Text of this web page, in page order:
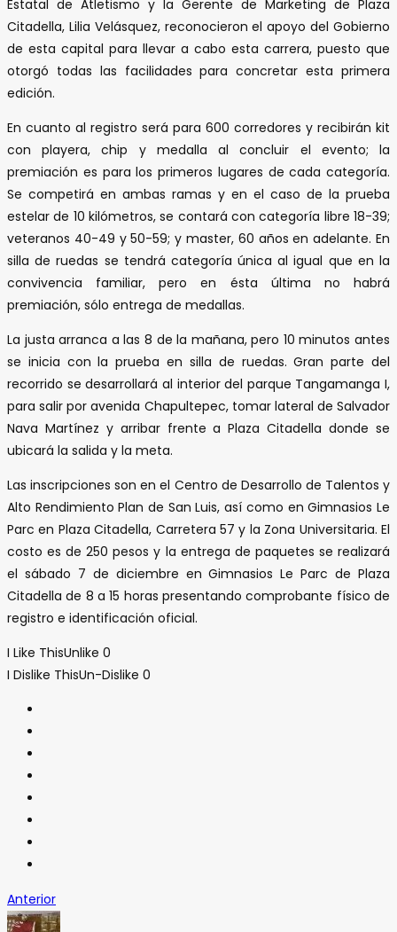
Estatal de Atletismo y la Gerente de Marketing de Plaza
Citadella, Lilia Velásquez, reconocieron el apoyo del Gobierno
de esta capital para llevar a cabo esta carrera, puesto que
otorgó todas las facilidades para concretar esta primera
edición.
En cuanto al registro será para 600 corredores y recibirán kit
con playera, chip y medalla al concluir el evento; la
premiación es para los primeros lugares de cada categoría.
Se competirá en ambas ramas y en el caso de la prueba
estelar de 10 kilómetros, se contará con categoría libre 18-39;
veteranos 40-49 y 50-59; y master, 60 años en adelante. En
silla de ruedas se tendrá categoría única al igual que en la
convivencia familiar, pero en ésta última no habrá
premiación, sólo entrega de medallas.
La justa arranca a las 8 de la mañana, pero 10 minutos antes
se inicia con la prueba en silla de ruedas. Gran parte del
recorrido se desarrollará al interior del parque Tangamanga I,
para salir por avenida Chapultepec, tomar lateral de Salvador
Nava Martínez y arribar frente a Plaza Citadella donde se
ubicará la salida y la meta.
Las inscripciones son en el Centro de Desarrollo de Talentos y
Alto Rendimiento Plan de San Luis, así como en Gimnasios Le
Parc en Plaza Citadella, Carretera 57 y la Zona Universitaria. El
costo es de 250 pesos y la entrega de paquetes se realizará
el sábado 7 de diciembre en Gimnasios Le Parc de Plaza
Citadella de 8 a 15 horas presentando comprobante físico de
registro e identificación oficial.
I Like ThisUnlike 0
I Dislike ThisUn-Dislike 0
Anterior